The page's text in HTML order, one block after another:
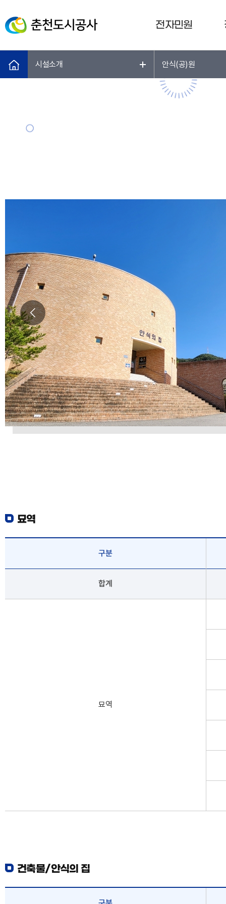
전자민원
시설소개 안식(공)원
묘역
구분
합계
묘역
건축물/안식의 집